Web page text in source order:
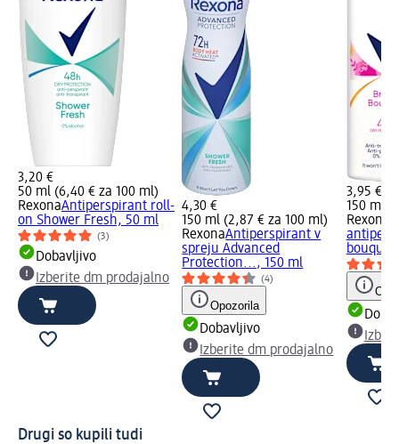
3,20 €
50 ml (6,40 € za 100 ml)
RexonaAntiperspirant roll-
on Shower Fresh, 50 ml
(3)
Dobavljivo
Izberite dm prodajalno
4,30 €
150 ml (2,87 € za 100 ml)
RexonaAntiperspirant v
spreju Advanced
Protection..., 150 ml
(4)
Opozorila
Dobavljivo
Izberite dm prodajalno
3,95 €
150 ml
Rexona
Drugi so kupili tudi